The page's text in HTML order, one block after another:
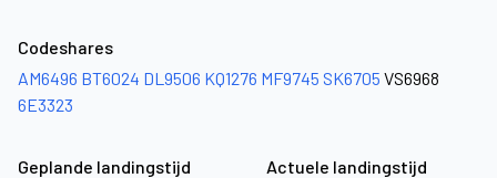
Codeshares
AM6496 BT6024 DL9506 KQ1276 MF9745 SK6705 VS6968
6E3323
Geplande landingstijd
Actuele landingstijd